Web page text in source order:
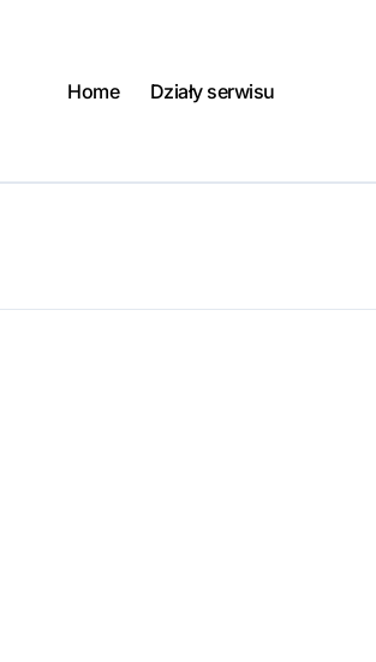
Home Działy serwisu